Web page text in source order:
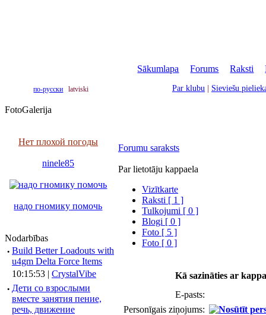
Sākumlapa |Forums |Raksti |
по-русски latviski Par klubu Sieviešu
FotoGalerija
Нет плохой погоды
ninele85
надо гномику помочь
Nodarbības
· Build Better Loadouts with
u4gm Delta Force Items
10:15:53 | CrystalVibe
· Дети со взрослыми
вместе занятия пение,
речь, движение
Forumu saraksts
Par lietotāju kappaela
Vizītkarte
Raksti [ 1 ]
Tulkojumi [ 0 ]
Blogi [ 0 ]
Foto [ 5 ]
Foto [ 0 ]
Kā sazināties ar
E-pasts:
Personīgais ziņojums: